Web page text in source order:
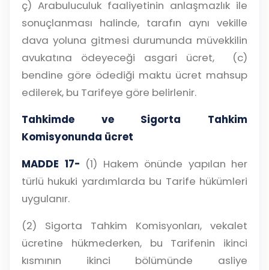
ç) Arabuluculuk faaliyetinin anlaşmazlık ile
sonuçlanması halinde, tarafın aynı vekille
dava yoluna gitmesi durumunda müvekkilin
avukatına ödeyeceği asgari ücret, (c)
bendine göre ödediği maktu ücret mahsup
edilerek, bu Tarifeye göre belirlenir.
Tahkimde ve Sigorta Tahkim
Komisyonunda ücret
MADDE 17- (1) Hakem önünde yapılan her
türlü hukuki yardımlarda bu Tarife hükümleri
uygulanır.
(2) Sigorta Tahkim Komisyonları, vekalet
ücretine hükmederken, bu Tarifenin ikinci
kısmının ikinci bölümünde asliye